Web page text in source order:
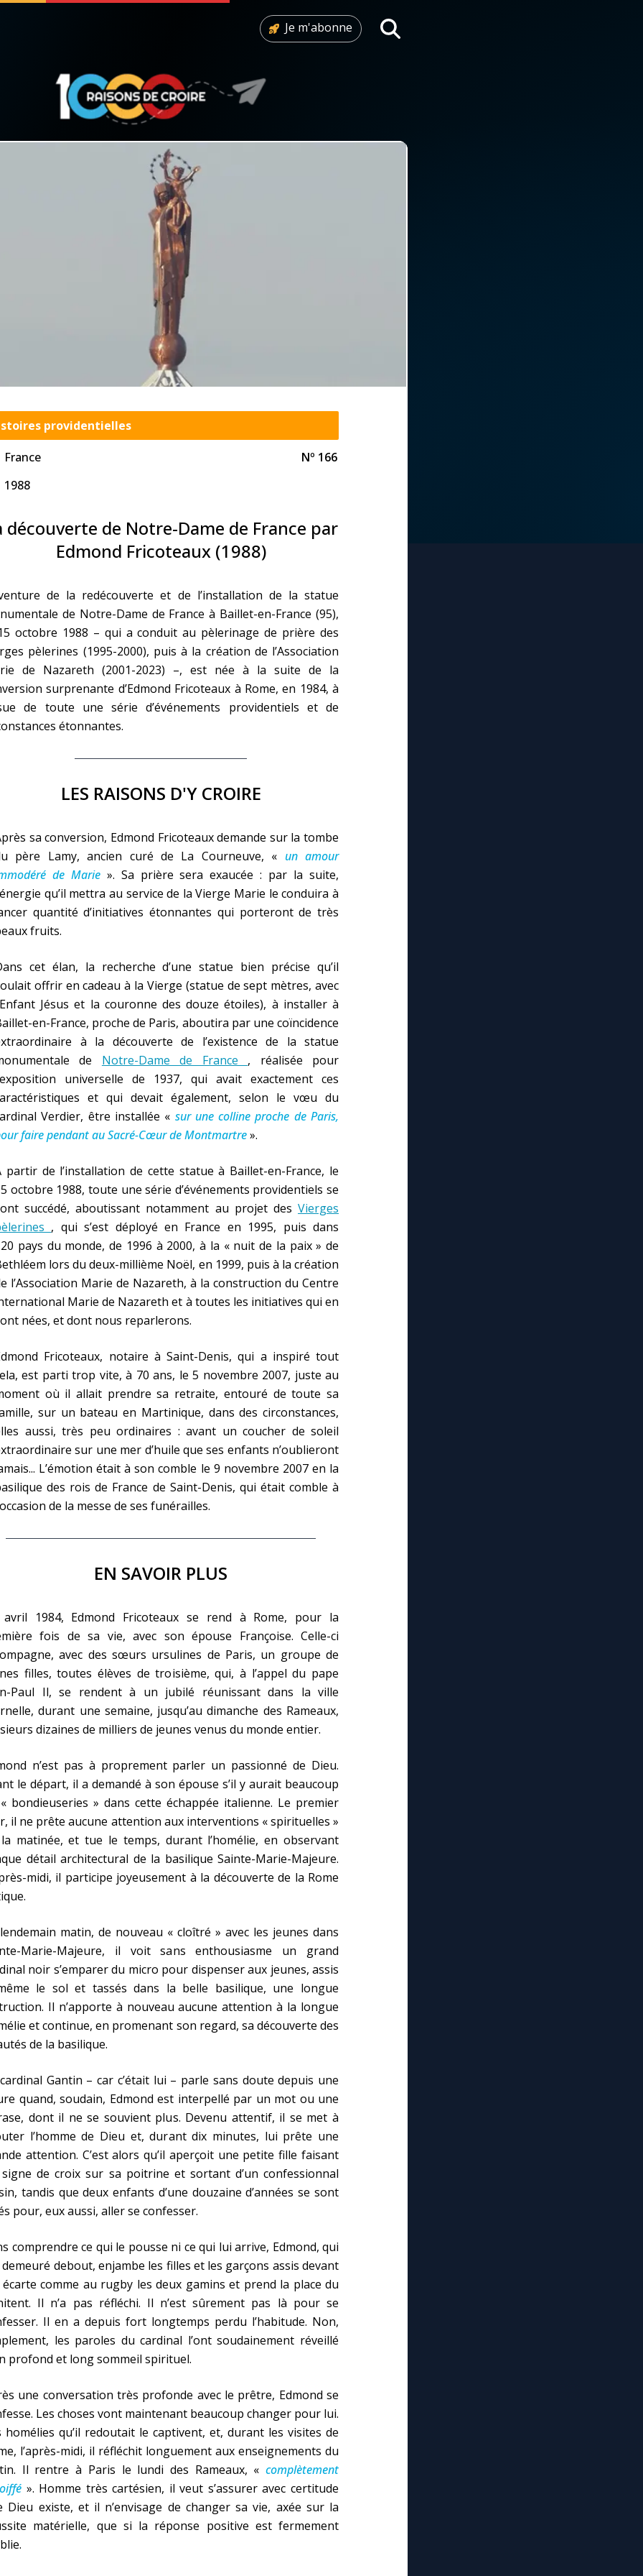
À propos Facebook
1000 Raisons de Croire
Chapelet pour le monde
Marie de Nazareth
Je m'abonne
providentielles
France
Nº 166
1988
découverte de Notre-Dame de France par
Edmond Fricoteaux (1988)
de la redécouverte et de l’installation de la statue
de Notre-Dame de France à Baillet-en-France (95),
octobre 1988 – qui a conduit au pèlerinage de prière des
pèlerines (1995-2000), puis à la création de l’Association
de Nazareth (2001-2023) –, est née à la suite de la
surprenante d’Edmond Fricoteaux à Rome, en 1984, à
de toute une série d’événements providentiels et de
étonnantes.
LES RAISONS D'Y CROIRE
sa conversion, Edmond Fricoteaux demande sur la tombe
père Lamy, ancien curé de La Courneuve, « un amour
de Marie». Sa prière sera exaucée : par la suite,
qu’il mettra au service de la Vierge Marie le conduira à
quantité d’initiatives étonnantes qui porteront de très
fruits.
cet élan, la recherche d’une statue bien précise qu’il
offrir en cadeau à la Vierge (statue de sept mètres, avec
Jésus et la couronne des douze étoiles), à installer à
en-France, proche de Paris, aboutira par une coïncidence
à la découverte de l’existence de la statue
de Notre-Dame de France , réalisée pour
universelle de 1937, qui avait exactement ces
et qui devait également, selon le vœu du
Verdier, être installée « sur une colline proche de Paris,
faire pendant au Sacré-Cœur de Montmartre».
partir de l’installation de cette statue à Baillet-en-France, le
octobre 1988, toute une série d’événements providentiels se
succédé, aboutissant notamment au projet des Vierges
, qui s’est déployé en France en 1995, puis dans
pays du monde, de 1996 à 2000, à la « nuit de la paix » de
lors du deux-millième Noël, en 1999, puis à la création
l’Association Marie de Nazareth, à la construction du Centre
Marie de Nazareth et à toutes les initiatives qui en
nées, et dont nous reparlerons.
Fricoteaux, notaire à Saint-Denis, qui a inspiré tout
est parti trop vite, à 70 ans, le 5 novembre 2007, juste au
où il allait prendre sa retraite, entouré de toute sa
sur un bateau en Martinique, dans des circonstances,
aussi, très peu ordinaires : avant un coucher de soleil
sur une mer d’huile que ses enfants n’oublieront
L’émotion était à son comble le 9 novembre 2007 en la
des rois de France de Saint-Denis, qui était comble à
de la messe de ses funérailles.
EN SAVOIR PLUS
avril 1984, Edmond Fricoteaux se rend à Rome, pour la
fois de sa vie, avec son épouse Françoise. Celle-ci
avec des sœurs ursulines de Paris, un groupe de
filles, toutes élèves de troisième, qui, à l’appel du pape
Paul Il, se rendent à un jubilé réunissant dans la ville
durant une semaine, jusqu’au dimanche des Rameaux,
dizaines de milliers de jeunes venus du monde entier.
n’est pas à proprement parler un passionné de Dieu.
le départ, il a demandé à son épouse s’il y aurait beaucoup
bondieuseries » dans cette échappée italienne. Le premier
il ne prête aucune attention aux interventions « spirituelles »
matinée, et tue le temps, durant l’homélie, en observant
détail architectural de la basilique Sainte-Marie-Majeure.
midi, il participe joyeusement à la découverte de la Rome
matin, de nouveau « cloîtré » avec les jeunes dans
Marie-Majeure, il voit sans enthousiasme un grand
noir s’emparer du micro pour dispenser aux jeunes, assis
le sol et tassés dans la belle basilique, une longue
Il n’apporte à nouveau aucune attention à la longue
et continue, en promenant son regard, sa découverte des
de la basilique.
Gantin – car c’était lui – parle sans doute depuis une
quand, soudain, Edmond est interpellé par un mot ou une
dont il ne se souvient plus. Devenu attentif, il se met à
l’homme de Dieu et, durant dix minutes, lui prête une
attention. C’est alors qu’il aperçoit une petite fille faisant
de croix sur sa poitrine et sortant d’un confessionnal
tandis que deux enfants d’une douzaine d’années se sont
pour, eux aussi, aller se confesser.
comprendre ce qui le pousse ni ce qui lui arrive, Edmond, qui
debout, enjambe les filles et les garçons assis devant
comme au rugby les deux gamins et prend la place du
Il n’a pas réfléchi. Il n’est sûrement pas là pour se
Il en a depuis fort longtemps perdu l’habitude. Non,
les paroles du cardinal l’ont soudainement réveillé
profond et long sommeil spirituel.
une conversation très profonde avec le prêtre, Edmond se
Les choses vont maintenant beaucoup changer pour lui.
homélies qu’il redoutait le captivent, et, durant les visites de
l’après-midi, il réfléchit longuement aux enseignements du
Il rentre à Paris le lundi des Rameaux, « complètement
». Homme très cartésien, il veut s’assurer avec certitude
Dieu existe, et il n’envisage de changer sa vie, axée sur la
matérielle, que si la réponse positive est fermement